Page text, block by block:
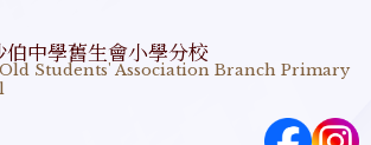
伯中學舊生會小學分校
Old Students' Association Branch Primary